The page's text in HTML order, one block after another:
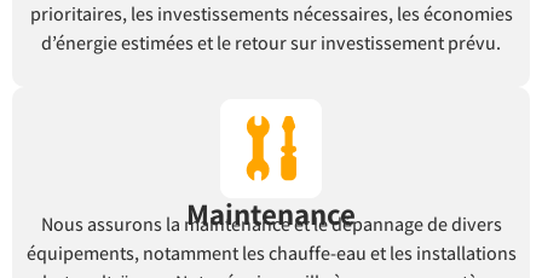
prioritaires, les investissements nécessaires, les économies
d’énergie estimées et le retour sur investissement prévu.
Maintenance
Nous assurons la maintenance et le dépannage de divers
équipements, notamment les chauffe-eau et les installations